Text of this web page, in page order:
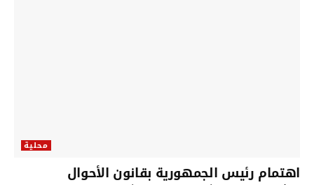
محلية
اهتمام رئيس الجمهورية بقانون الأحوال